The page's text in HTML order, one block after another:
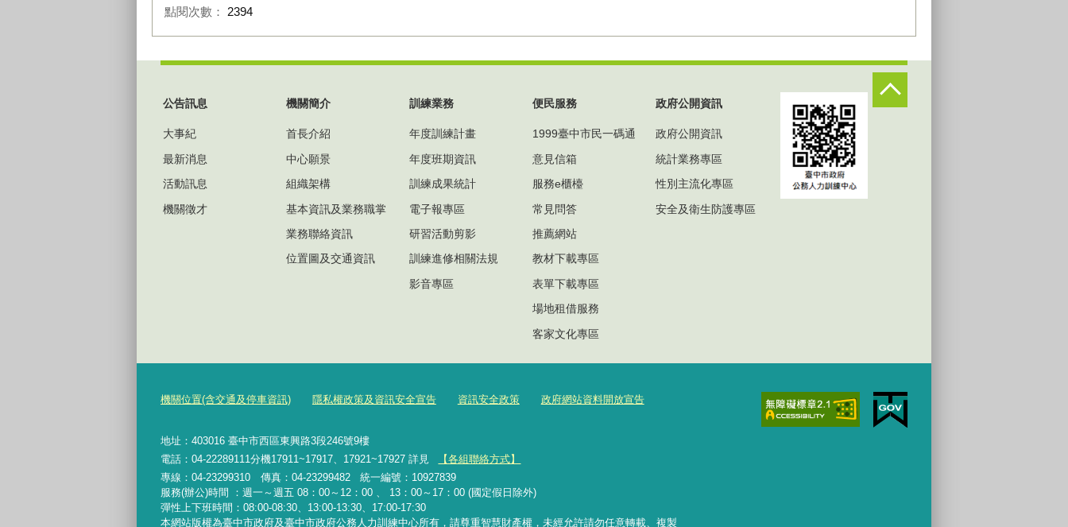
點閱次數： 2394
公告訊息
大事紀
最新消息
活動訊息
機關徵才
機關簡介
首長介紹
中心願景
組織架構
基本資訊及業務職掌
業務聯絡資訊
位置圖及交通資訊
訓練業務
年度訓練計畫
年度班期資訊
訓練成果統計
電子報專區
研習活動剪影
訓練進修相關法規
影音專區
便民服務
1999臺中市民一碼通
意見信箱
服務e櫃檯
常見問答
推薦網站
教材下載專區
表單下載專區
場地租借服務
客家文化專區
政府公開資訊
政府公開資訊
統計業務專區
性別主流化專區
安全及衛生防護專區
機關位置(含交通及停車資訊) 隱私權政策及資訊安全宣告 資訊安全政策 政府網站資料開放宣告
地址：403016 臺中市西區東興路3段246號9樓
電話：04-22289111分機17911~17917、17921~17927 詳見
【各組聯絡方式】
專線：04-23299310 傳真：04-23299482 統一編號：10927839
服務(辦公)時間 ：週一～週五 08：00～12：00 、 13：00～17：00 (國定假日除外)
彈性上下班時間：08:00-08:30、13:00-13:30、17:00-17:30
本網站版權為臺中市政府及臺中市政府公務人力訓練中心所有，請尊重智慧財產權，未經允許請勿任意轉載、複製